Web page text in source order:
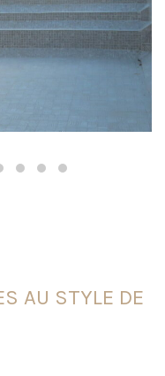
AU STYLE DE